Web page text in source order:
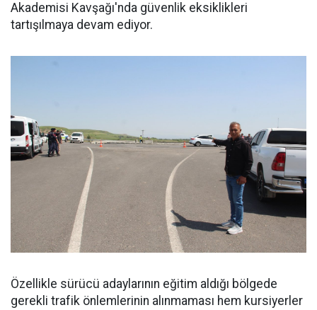
Akademisi Kavşağı'nda güvenlik eksiklikleri
tartışılmaya devam ediyor.
Özellikle sürücü adaylarının eğitim aldığı bölgede
gerekli trafik önlemlerinin alınmaması hem kursiyerler